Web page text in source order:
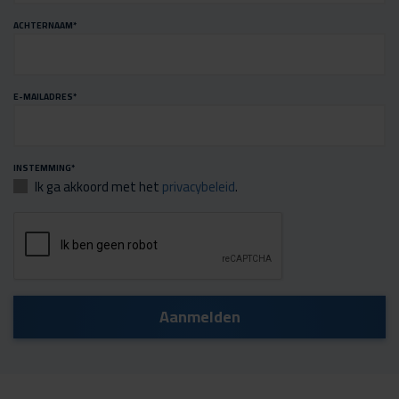
ACHTERNAAM*
E-MAILADRES*
INSTEMMING*
Ik ga akkoord met hetprivacybeleid.